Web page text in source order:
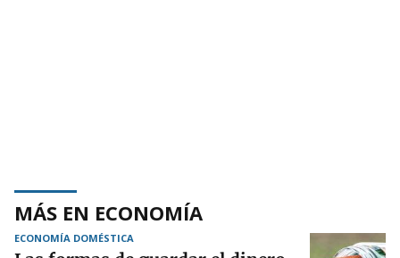
MÁS EN ECONOMÍA
ECONOMÍA DOMÉSTICA